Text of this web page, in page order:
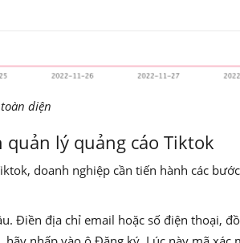
diện
lý quảng cáo Tiktok
doanh nghiệp cần tiến hành các
Điền địa chỉ email hoặc số điện thoại,